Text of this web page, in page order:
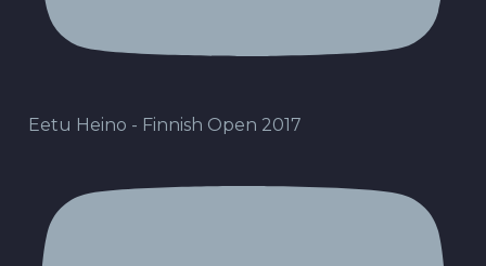
Eetu Heino - Finnish Open 2017